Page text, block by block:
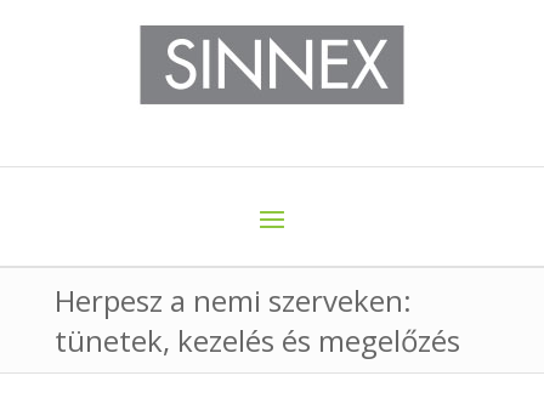
Herpesz a nemi szerveken:
tünetek, kezelés és megelőzés